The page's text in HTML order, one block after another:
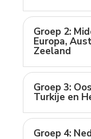
Groep 2:
Europa,
Zeeland
Groep 3:
Turkije en
Groep 4: